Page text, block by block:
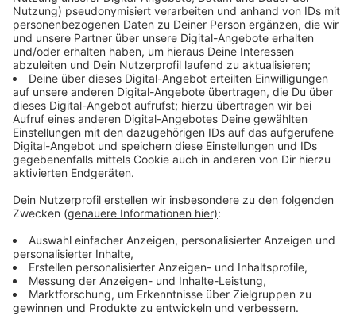
einen Zeitraum von mehreren Monaten in 2022 und
2023 pornografische Fotos und Videos von Kindern
besessen. Insgesamt fast 900 Dateien. Der
Angeklagte gestand den Besitz sofort, sein Anwalt
merkte aber an, dass der Angeklagte gerade mal zwölf
bis 20 dieser Dateien angeschaut habe und
bezeichnete ihn als einen „Gelegenheitskonsumenten“.
Inzwischen schaue er solche Videos aber nicht mehr.
Die Vielzahl an Dateien und das geringe Alter der
Kinder waren für das Urteil des Richters dennoch
ausschlaggebend.
Anzeige
Mehr Nachrichten aus Leverkusen
Anzeige